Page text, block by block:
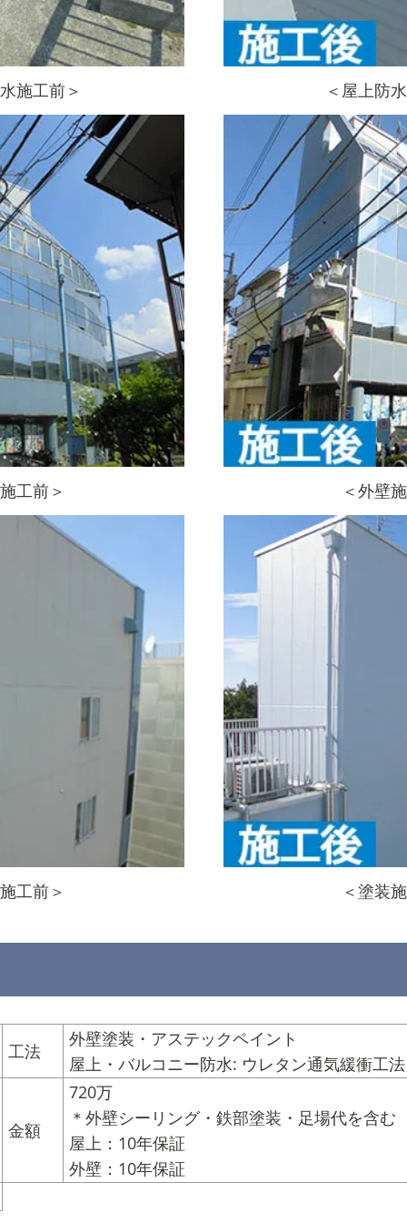
施工前＞ ＜屋上防
工前＞ ＜外壁
工前＞ ＜塗装
工法
外壁塗装・アステックペイント
屋上・バルコニー防水: ウレタン通気緩衝工法
金額
720万
＊外壁シーリング・鉄部塗装・足場代を含む
屋上：10年保証
外壁：10年保証